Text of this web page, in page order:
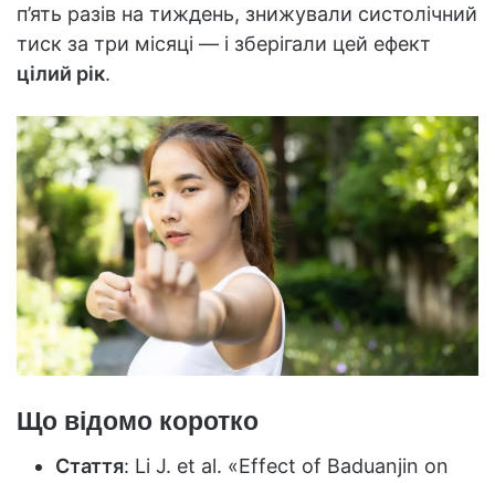
п’ять разів на тиждень, знижували систолічний
тиск за три місяці — і зберігали цей ефект
цілий рік.
Що відомо коротко
Стаття: Li J. et al. «Effect of Baduanjin on